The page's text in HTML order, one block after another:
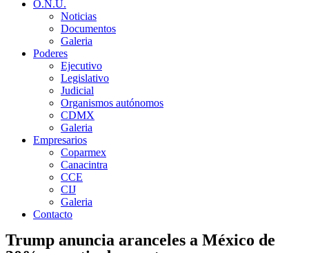
O.N.U.
Noticias
Documentos
Galeria
Poderes
Ejecutivo
Legislativo
Judicial
Organismos autónomos
CDMX
Galeria
Empresarios
Coparmex
Canacintra
CCE
CIJ
Galeria
Contacto
Trump anuncia aranceles a México de